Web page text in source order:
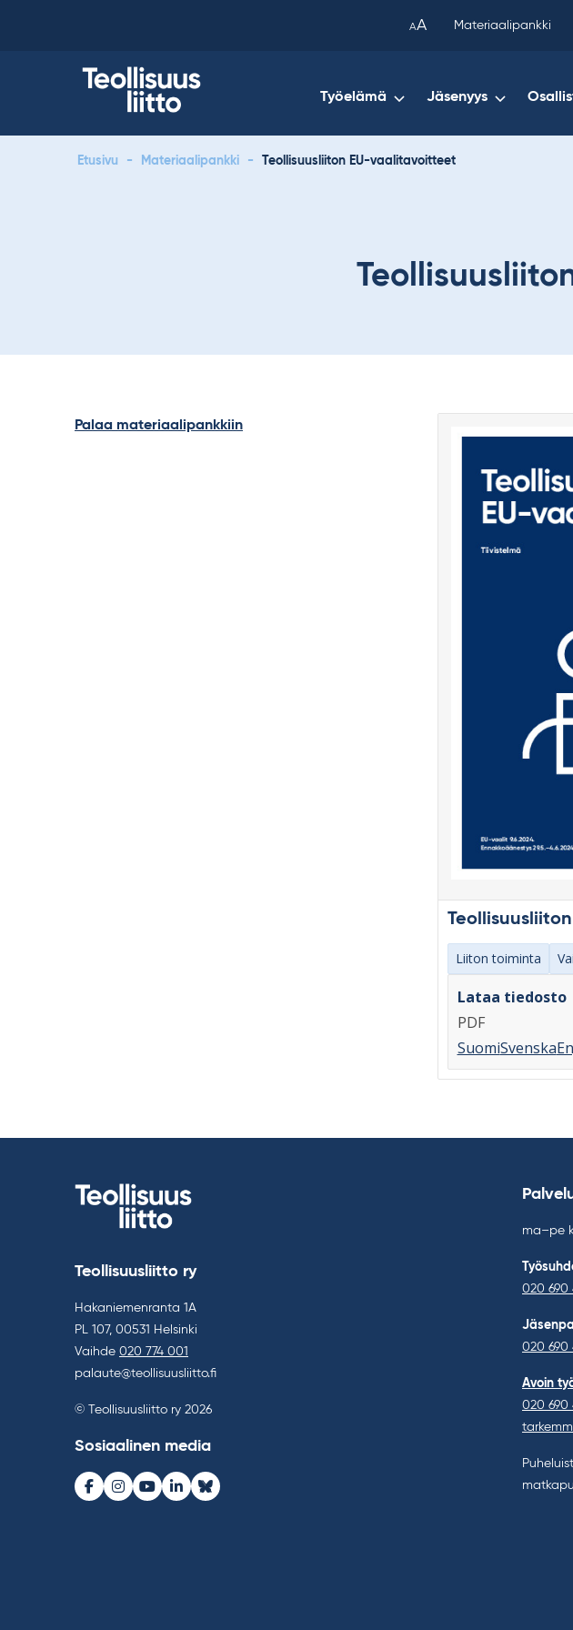
AA Materiaalipankki
Työelämä Jäsenyys
Etusivu - Materiaalipankki - Teollisuusliiton EU-vaalitavoitteet
Liiton toiminta
Lataa tiedosto
PDF
SuomiSvenska
Palaa materiaalipankkiin
copied
your
clipboard.)
Teollisuusliitto ry
Hakaniemenranta 1A
PL 107, 00531 Helsinki
Vaihde 020 774 001
palaute@teollisuusliitto.fi
© Teollisuusliitto ry 2026
Sosiaalinen media
Facebook
Instagram
Youtube
LinkedInBluesky
ma–pe
020 690
020 690
Avoin
020 690